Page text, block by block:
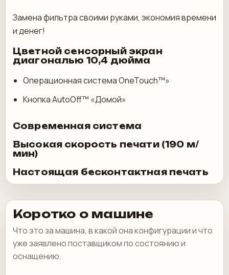
Замена фильтра своими руками, экономия времени
и денег!
Цветной сенсорный экран
диагональю 10,4 дюйма
Операционная система OneTouch™»
Кнопка AutoOff™ «Домой»
Современная система
Высокая скорость печати (190 м/
мин)
Настоящая бесконтактная печать
Коротко о машине
Что это за машина, в какой она конфигурации и что
уже заявлено поставщиком по состоянию и
оснащению.